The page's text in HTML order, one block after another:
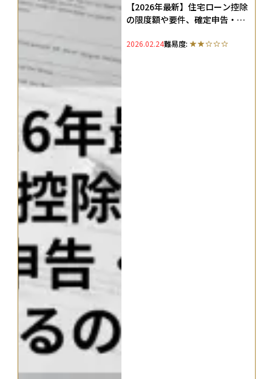
【2026年最新】住宅ローン控除
の限度額や要件、確定申告・年
2026.02.24難易度: